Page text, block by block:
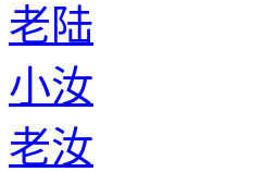
老陆
小汝
老汝